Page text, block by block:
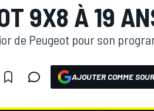
9X8 À 19
de Peugeot pour son
AJOUTER COMME